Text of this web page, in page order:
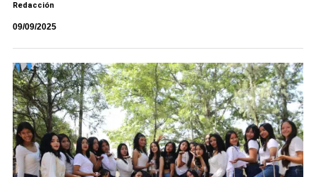
Redacción
09/09/2025